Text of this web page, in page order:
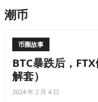
潮币
币圈故事
BTC暴跌后，
解套）
2024 年 2 月 4 日